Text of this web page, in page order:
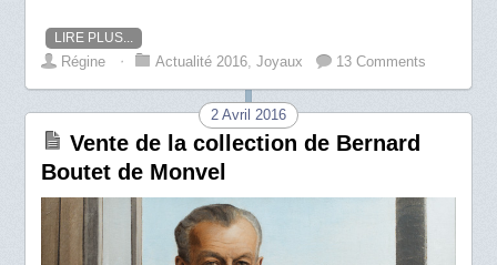
LIRE PLUS...
Régine ⋅ Actualité 2016,Joyaux 13 Comments
2 Avril 2016
Vente de la collection de Bernard
Boutet de Monvel